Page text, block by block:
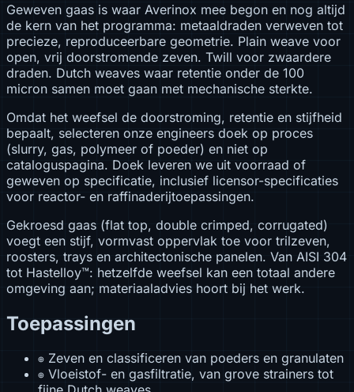
Geweven gaas is waar Averinox mee begon en nog altijd
de kern van het programma: metaaldraden verweven tot
precieze, reproduceerbare geometrie. Plain weave voor
open, vrij doorstromende zeven. Twill voor zwaardere
draden. Dutch weaves waar retentie onder de 100
micron samen moet gaan met mechanische sterkte.
Omdat het weefsel de doorstroming, retentie en stijfheid
bepaalt, selecteren onze engineers doek op proces
(slurry, gas, polymeer of poeder) en niet op
cataloguspagina. Doek leveren we uit voorraad of
geweven op specificatie, inclusief licensor-specificaties
voor reactor- en raffinaderijtoepassingen.
Gekroesd gaas (flat top, double crimped, corrugated)
voegt een stijf, vormvast oppervlak toe voor trilzeven,
roosters, trays en architectonische panelen. Van AISI 304
tot Hastelloy™: hetzelfde weefsel kan een totaal andere
omgeving aan; materiaaladvies hoort bij het werk.
Toepassingen
⊕ Zeven en classificeren van poeders en granulaten
⊕ Vloeistof- en gasfiltratie, van grove strainers tot